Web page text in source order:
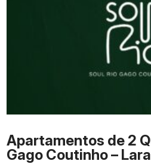
Apartamentos de 2
Gago Coutinho –